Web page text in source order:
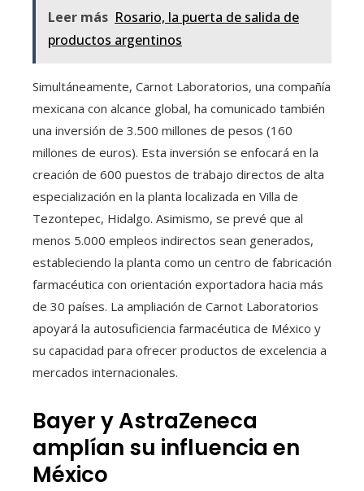
Leer más Rosario, la puerta de salida de
productos argentinos
Simultáneamente, Carnot Laboratorios, una compañía
mexicana con alcance global, ha comunicado también
una inversión de 3.500 millones de pesos (160
millones de euros). Esta inversión se enfocará en la
creación de 600 puestos de trabajo directos de alta
especialización en la planta localizada en Villa de
Tezontepec, Hidalgo. Asimismo, se prevé que al
menos 5.000 empleos indirectos sean generados,
estableciendo la planta como un centro de fabricación
farmacéutica con orientación exportadora hacia más
de 30 países. La ampliación de Carnot Laboratorios
apoyará la autosuficiencia farmacéutica de México y
su capacidad para ofrecer productos de excelencia a
mercados internacionales.
Bayer y AstraZeneca
amplían su influencia en
México